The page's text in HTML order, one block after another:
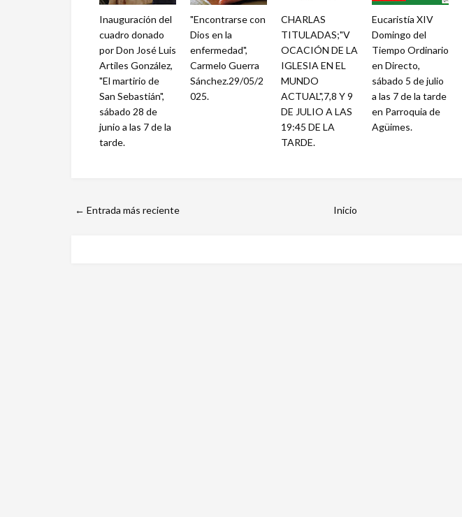
Inauguración del
cuadro donado
por Don José Luis
Artiles González,
"El martirio de
San Sebastián",
sábado 28 de
junio a las 7 de la
tarde.
"Encontrarse con
Dios en la
enfermedad",
Carmelo Guerra
Sánchez.29/05/2
025.
CHARLAS
TITULADAS;"V
OCACIÓN DE LA
IGLESIA EN EL
MUNDO
ACTUAL",7,8 Y 9
DE JULIO A LAS
19:45 DE LA
TARDE.
Eucaristía XIV
Domingo del
Tiempo Ordinario
en Directo,
sábado 5 de julio
a las 7 de la tarde
en Parroquia de
Agüimes.
← Entrada más reciente Inicio